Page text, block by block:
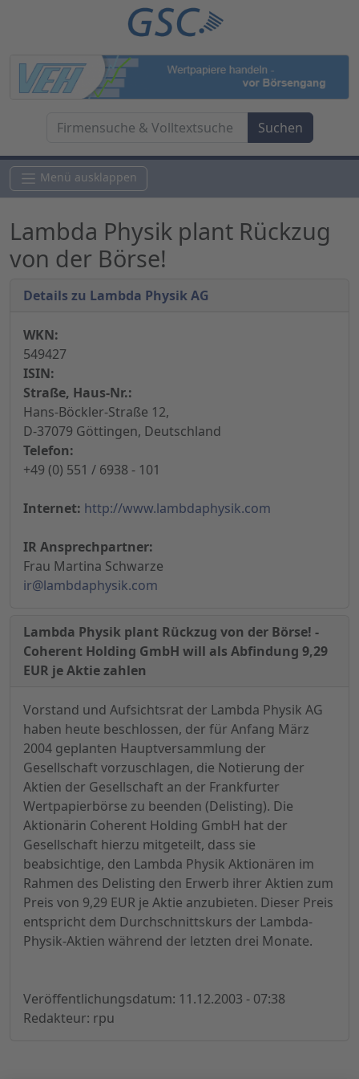
Menü ausklappen
Lambda Physik plant Rückzug
von der Börse!
Details zu Lambda Physik AG
WKN:
549427
ISIN:
Straße, Haus-Nr.:
Hans-Böckler-Straße 12,
D-37079 Göttingen, Deutschland
Telefon:
+49 (0) 551 / 6938 - 101
Internet: http://www.lambdaphysik.com
IR Ansprechpartner:
Frau Martina Schwarze
ir@lambdaphysik.com
Lambda Physik plant Rückzug von der Börse! -
Coherent Holding GmbH will als Abfindung 9,29
EUR je Aktie zahlen
Vorstand und Aufsichtsrat der Lambda Physik AG
haben heute beschlossen, der für Anfang März
2004 geplanten Hauptversammlung der
Gesellschaft vorzuschlagen, die Notierung der
Aktien der Gesellschaft an der Frankfurter
Wertpapierbörse zu beenden (Delisting). Die
Aktionärin Coherent Holding GmbH hat der
Gesellschaft hierzu mitgeteilt, dass sie
beabsichtige, den Lambda Physik Aktionären im
Rahmen des Delisting den Erwerb ihrer Aktien zum
Preis von 9,29 EUR je Aktie anzubieten. Dieser Preis
entspricht dem Durchschnittskurs der Lambda-
Physik-Aktien während der letzten drei Monate.
Veröffentlichungsdatum: 11.12.2003 - 07:38
Redakteur: rpu